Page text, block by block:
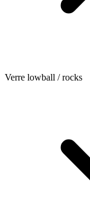
Verre lowball / rocks